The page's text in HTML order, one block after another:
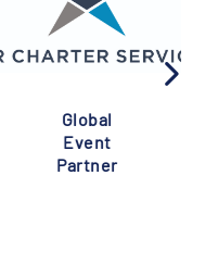
Global
Event
Partner